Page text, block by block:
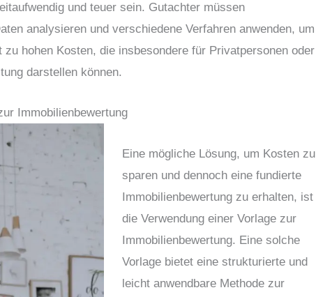
und teuer sein. Gutachter müssen
analysieren und verschiedene Verfahren anwenden, um
hohen Kosten, die insbesondere für Privatpersonen oder
darstellen können.
Immobilienbewertung
Eine mögliche Lösung, um Kosten zu
sparen und dennoch eine fundierte
Immobilienbewertung zu erhalten, ist
die Verwendung einer Vorlage zur
Immobilienbewertung. Eine solche
Vorlage bietet eine strukturierte und
leicht anwendbare Methode zur